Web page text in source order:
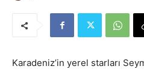
Karadeniz’in yerel starları